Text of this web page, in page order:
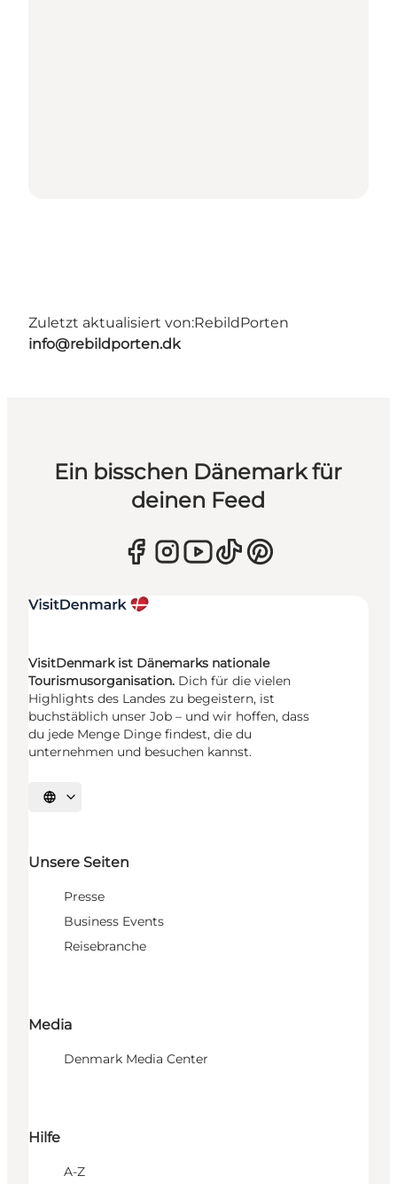
Zuletzt aktualisiert von:RebildPorten
info@rebildporten.dk
Ein bisschen Dänemark für
deinen Feed
VisitDenmark ist Dänemarks nationale
Tourismusorganisation. Dich für die vielen
Highlights des Landes zu begeistern, ist
buchstäblich unser Job – und wir hoffen, dass
du jede Menge Dinge findest, die du
unternehmen und besuchen kannst.
Sprache auswählen
Unsere Seiten
Presse
Business Events
Reisebranche
Media
Denmark Media Center
Hilfe
A-Z